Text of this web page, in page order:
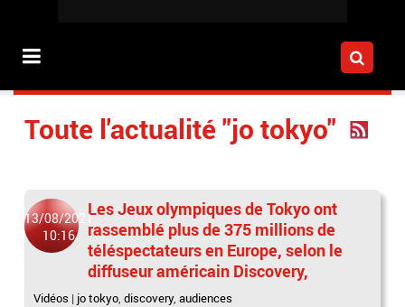
Toute l'actualité "jo tokyo"
13/08/2021
10:16
Les Jeux olympiques de Tokyo ont
rassemblé plus de 375 millions de
téléspectateurs en Europe, selon le
diffuseur américain Discovery,
Vidéos | jo tokyo,discovery,audiences